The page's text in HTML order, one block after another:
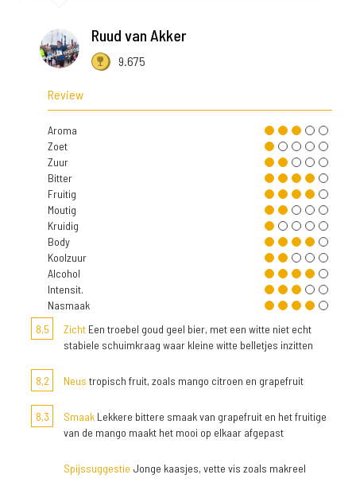
Ruud van Akker
9.675
Review
Aroma
Zoet
Zuur
Bitter
Fruitig
Moutig
Kruidig
Body
Koolzuur
Alcohol
Intensit.
Nasmaak
8,5
Zicht Een troebel goud geel bier, met een witte niet echt
stabiele schuimkraag waar kleine witte belletjes inzitten
8,2 Neus tropisch fruit, zoals mango citroen en grapefruit
8,3 Smaak Lekkere bittere smaak van grapefruit en het fruitige
van de mango maakt het mooi op elkaar afgepast
Spijssuggestie Jonge kaasjes, vette vis zoals makreel